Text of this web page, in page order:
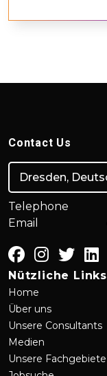
Contact Us
Telephone
Email
Nützliche Links
Home
Über uns
Unsere Consultants
Medien
Unsere Fachgebiete